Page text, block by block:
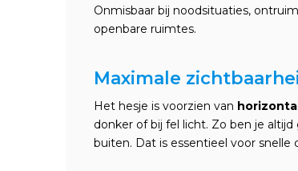
Onmisbaar bij noodsituaties,
openbare ruimtes.
Maximale
Het hesje is voorzien van
donker of bij fel licht. Zo ben je altijd
buiten. Dat is essentieel voor